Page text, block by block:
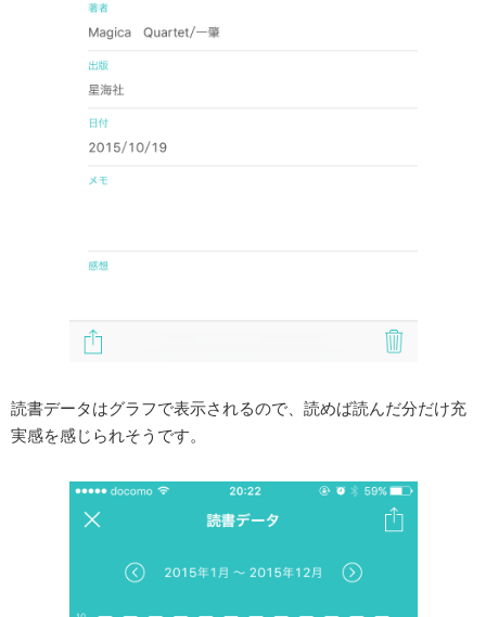
読書データはグラフで表示されるので、読めば読んだ分だけ充
実感を感じられそうです。